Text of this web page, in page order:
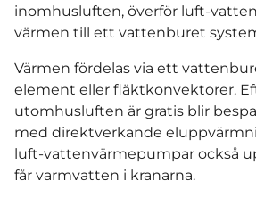
inomhusluften, överför luft-
värmen till ett vattenburet
Värmen fördelas via ett
element eller fläktkonvektorer.
utomhusluften är gratis blir
med direktverkande
luft-vattenvärmepumpar också
får varmvatten i kranarna.